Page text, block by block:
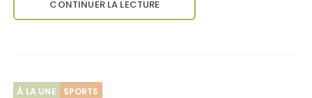
CONTINUER LA LECTURE
À LA UNE SPORTS